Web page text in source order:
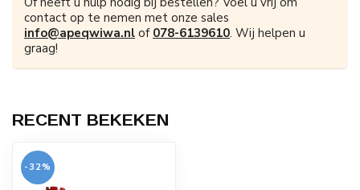
contact op te nemen met onze sales
info@apeqwiwa.nl of 078-6139610. Wij helpen u
graag!
RECENT BEKEKEN
-32%